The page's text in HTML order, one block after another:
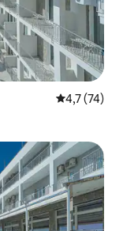
Évaluation
4,7 (74)